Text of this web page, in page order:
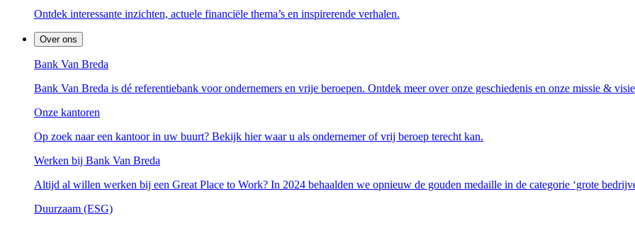
Ontdek interessante inzichten, actuele financiële thema’s en inspirerende verhalen.
Over ons
Bank Van Breda
Bank Van Breda is dé referentiebank voor ondernemers en vrije beroepen. Ontdek meer over onze geschiedenis en onze missie &
Onze kantoren
Op zoek naar een kantoor in uw buurt? Bekijk hier waar u als ondernemer of vrij beroep terecht kan.
Werken bij Bank Van Breda
Altijd al willen werken bij een Great Place to Work? In 2024 behaalden we opnieuw de gouden medaille in de categorie ‘grote
Duurzaam (ESG)